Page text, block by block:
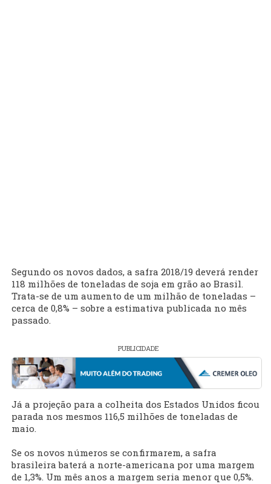
Segundo os novos dados, a safra 2018/19 deverá render
118 milhões de toneladas de soja em grão ao Brasil.
Trata-se de um aumento de um milhão de toneladas –
cerca de 0,8% – sobre a estimativa publicada no mês
passado.
PUBLICIDADE
Já a projeção para a colheita dos Estados Unidos ficou
parada nos mesmos 116,5 milhões de toneladas de
maio.
Se os novos números se confirmarem, a safra
brasileira baterá a norte-americana por uma margem
de 1,3%. Um mês anos a margem seria menor que 0,5%.